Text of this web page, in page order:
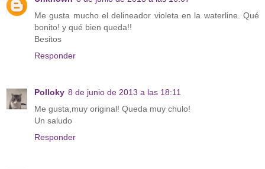
Me gusta mucho el delineador violeta en la waterline. Qué
bonito! y qué bien queda!!
Besitos
Responder
Polloky 8 de junio de 2013 a las 18:11
Me gusta,muy original! Queda muy chulo!
Un saludo
Responder